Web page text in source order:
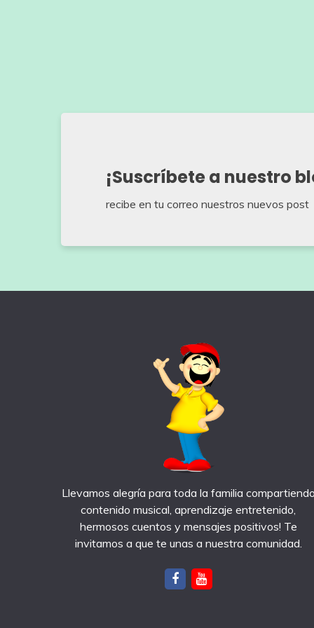
¡Suscríbete a nuestro
recibe en tu correo nuestros nuevos post
Llevamos alegría para toda la familia
contenido musical, aprendizaje entretenido,
hermosos cuentos y mensajes positivos! Te
invitamos a que te unas a nuestra comunidad.